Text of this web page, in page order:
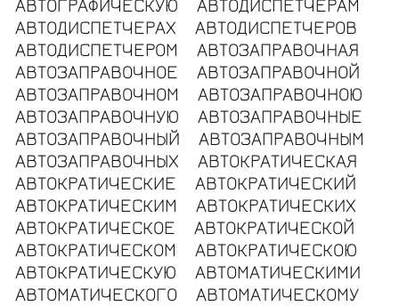
АВТОГРАФИЧЕСКУЮ
АВТОДИСПЕТЧЕРАМ
АВТОДИСПЕТЧЕРАХ
АВТОДИСПЕТЧЕРОВ
АВТОДИСПЕТЧЕРОМ
АВТОЗАПРАВОЧНАЯ
АВТОЗАПРАВОЧНОЕ
АВТОЗАПРАВОЧНОЙ
АВТОЗАПРАВОЧНОМ
АВТОЗАПРАВОЧНОЮ
АВТОЗАПРАВОЧНУЮ
АВТОЗАПРАВОЧНЫЕ
АВТОЗАПРАВОЧНЫЙ
АВТОЗАПРАВОЧНЫМ
АВТОЗАПРАВОЧНЫХ
АВТОКРАТИЧЕСКАЯ
АВТОКРАТИЧЕСКИЕ
АВТОКРАТИЧЕСКИЙ
АВТОКРАТИЧЕСКИМ
АВТОКРАТИЧЕСКИХ
АВТОКРАТИЧЕСКОЕ
АВТОКРАТИЧЕСКОЙ
АВТОКРАТИЧЕСКОМ
АВТОКРАТИЧЕСКОЮ
АВТОКРАТИЧЕСКУЮ
АВТОМАТИЧЕСКИМИ
АВТОМАТИЧЕСКОГО
АВТОМАТИЧЕСКОМУ